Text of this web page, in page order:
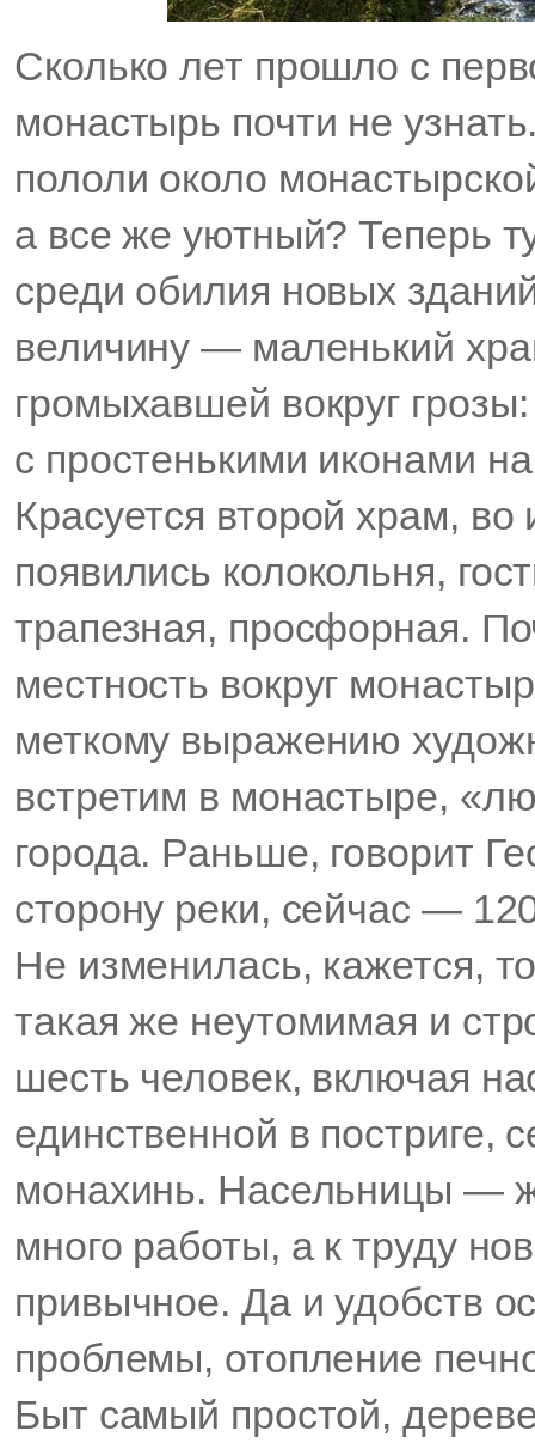
Сколько лет прошло с
монастырь почти не
пололи около
а все же уютный? Теперь
среди обилия новых
величину — маленький
громыхавшей вокруг
с простенькими иконами
Красуется второй храм,
появились колокольня,
трапезная, просфорная.
местность вокруг
меткому выражению
встретим в монастыре,
города. Раньше, говорит
сторону реки, сейчас —
Не изменилась, кажется,
такая же неутомимая и
шесть человек, включая
единственной в постриге,
монахинь. Насельницы —
много работы, а к труду
привычное. Да и удобств
проблемы, отопление
Быт самый простой,